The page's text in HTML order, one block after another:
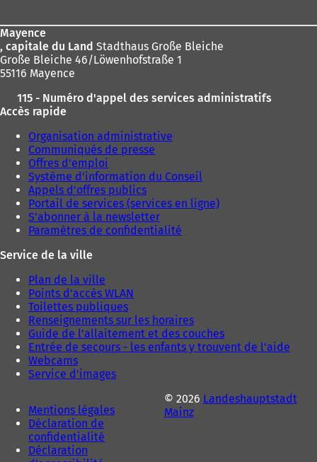
u
n
o
v
e
o
n
g
l
e
t
)
u
e
Mayence
, capitale du Land Stadthaus Große Bleiche
Große Bleiche 46/Löwenhofstraße 1
55116 Mayence
115 - Numéro d'appel des services administratifs
Accès rapide
Organisation administrative
Communiqués de presse
Offres d'emploi
Système d'information du Conseil
Appels d'offres publics
Portail de services (services en ligne)
S'abonner à la newsletter
Paramètres de confidentialité
Service de la ville
Plan de la ville
Points d'accès WLAN
Toilettes publiques
Renseignements sur les horaires
Guide de l'allaitement et des couches
Entrée de secours - les enfants y trouvent de l'aide
Webcams
Service d'images
Mentions légales
Déclaration de
confidentialité
Déclaration
© 2026 Landeshauptstadt
Mainz